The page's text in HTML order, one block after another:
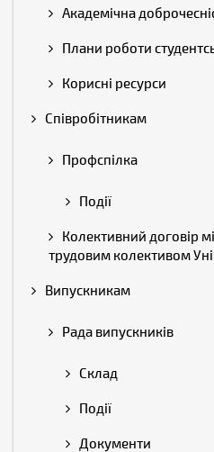
Академічна
Плани роботи
Корисні ресурси
Співробітникам
Профспілка
Події
Колективний договір
трудовим колективом
Випускникам
Рада випускників
Склад
Події
Документи